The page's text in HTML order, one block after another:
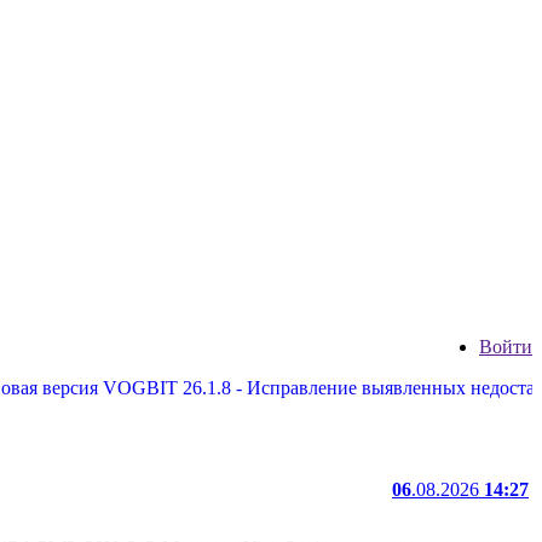
Войти
VOGBIT 26.1.8 - Исправление выявленных недостатков,
06.08.2026 14:27